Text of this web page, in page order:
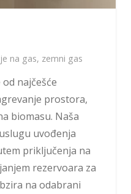
na gas, zemni gas
najčešće
prostora,
biomasu. Naša
uvođenja
priključenja na
rezervoara za
na odabrani